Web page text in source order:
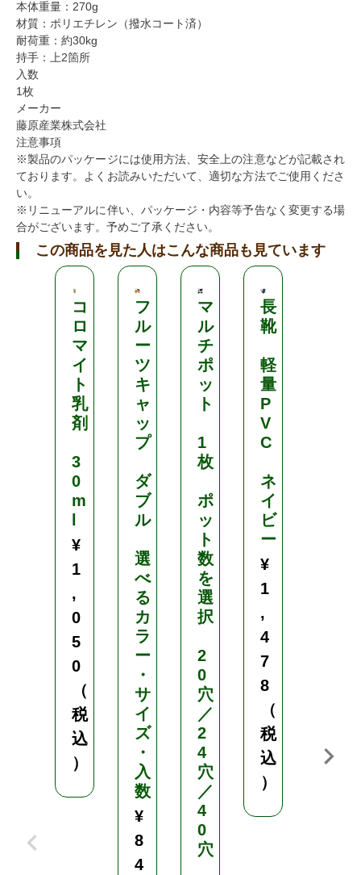
本体重量：270g
材質：ポリエチレン（撥水コート済）
耐荷重：約30kg
持手：上2箇所
入数
1枚
メーカー
藤原産業株式会社
注意事項
※製品のパッケージには使用方法、安全上の注意などが記載され
ております。よくお読みいただいて、適切な方法でご使用くださ
い。
※リニューアルに伴い、パッケージ・内容等予告なく変更する場
合がございます。予めご了承ください。
この商品を見た人はこんな商品も見ています
コ
ロ
マ
イ
ト
乳
剤
3
0
m
¥
1
,
0
5
0
（
税
込
）
フ
ル
ー
ツ
キ
ャ
ッ
プ
ダ
ブ
ル
選
べ
る
カ
ラ
ー
・
サ
イ
ズ
・
入
数
¥
8
4
マ
ル
チ
ポ
ッ
ト
1
枚
ポ
ッ
ト
数
を
選
択
2
0
穴
／
2
4
穴
／
4
0
穴
長
靴
軽
量
P
V
C
ネ
イ
ビ
ー
¥
1
,
4
7
8
（
税
込
）
0